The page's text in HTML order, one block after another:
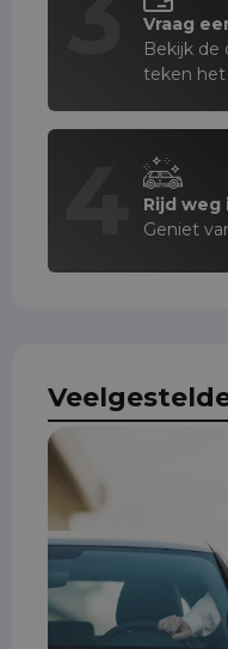
Vraag
Bekijk de
teken het
Rijd weg
Geniet